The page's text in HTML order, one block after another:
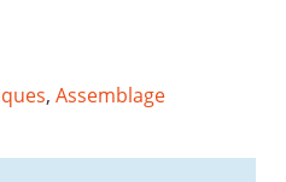
,Assemblage